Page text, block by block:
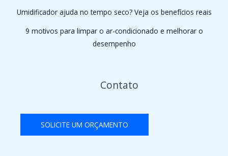
Umidificador ajuda no tempo seco? Veja os benefícios reais
9 motivos para limpar o ar-condicionado e melhorar o
desempenho
Contato
SOLICITE UM ORÇAMENTO